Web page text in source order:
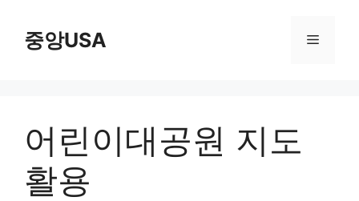
중앙USA 메
어린이대공원 지도
활용